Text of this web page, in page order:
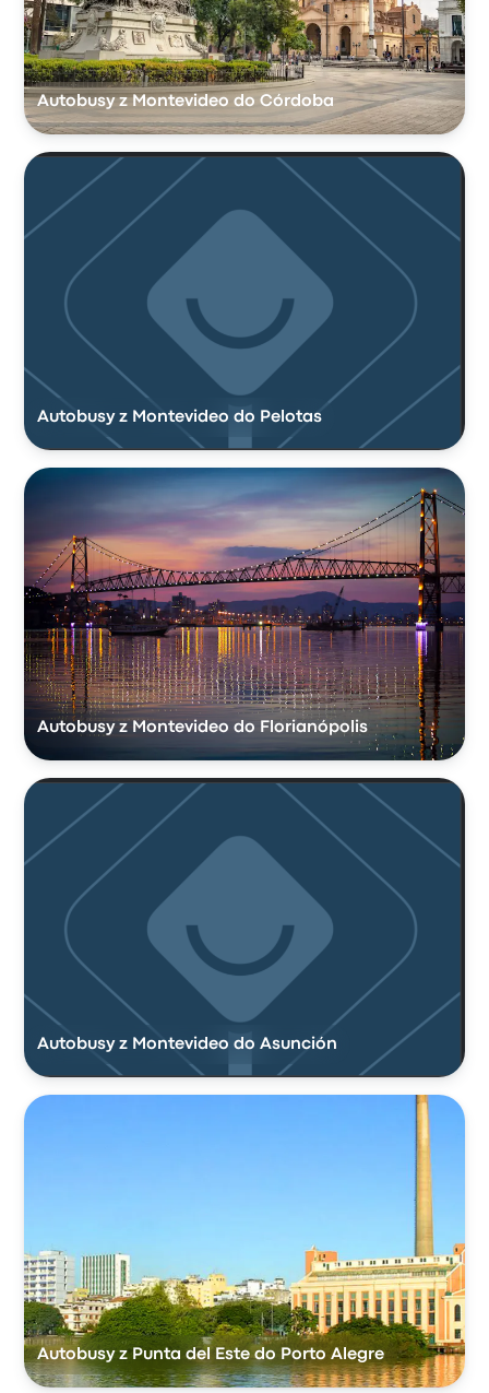
Autobusy z Montevideo do Córdoba
Autobusy z Montevideo do Pelotas
Autobusy z Montevideo do Florianópolis
Autobusy z Montevideo do Asunción
Autobusy z Punta del Este do Porto Alegre